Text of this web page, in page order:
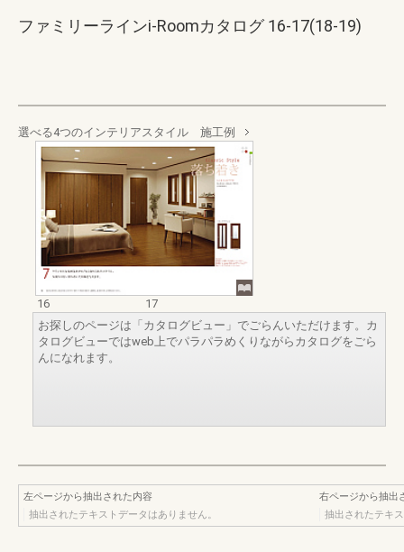
ファミリーラインi-Roomカタログ 16-17(18-19)
選べる4つのインテリアスタイル 施工例
16
17
お探しのページは「カタログビュー」でごらんいただけます。カ
タログビューではweb上でパラパラめくりながらカタログをごら
んになれます。
左ページから抽出された内容
抽出されたテキストデータはありません。
右ページから抽出
抽出されたテキ